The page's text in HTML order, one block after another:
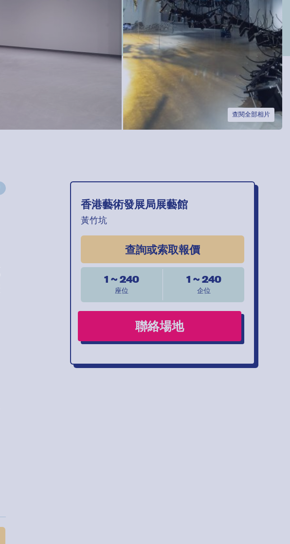
查閱全部相片
香港藝術發展局展藝館
黃竹坑
查詢或索取報價
1 ~ 240
座位
1 ~ 240
企位
聯絡場地